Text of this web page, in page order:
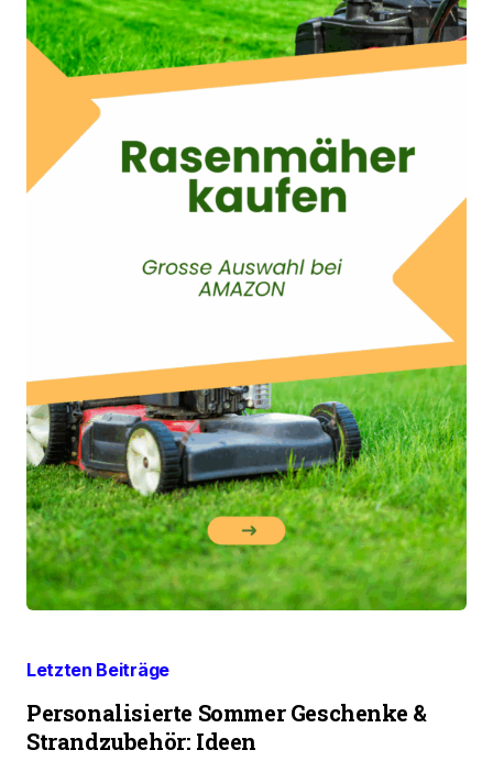
Letzten Beiträge
Personalisierte Sommer Geschenke &
Strandzubehör: Ideen